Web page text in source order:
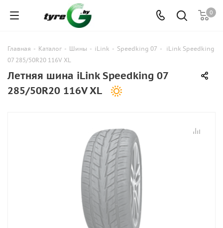
0
Главная - Каталог - Шины - iLink - Speedking 07 -
iLink Speedking
07 285/50R20 116V XL
Летняя шина iLink Speedking 07
285/50R20 116V XL